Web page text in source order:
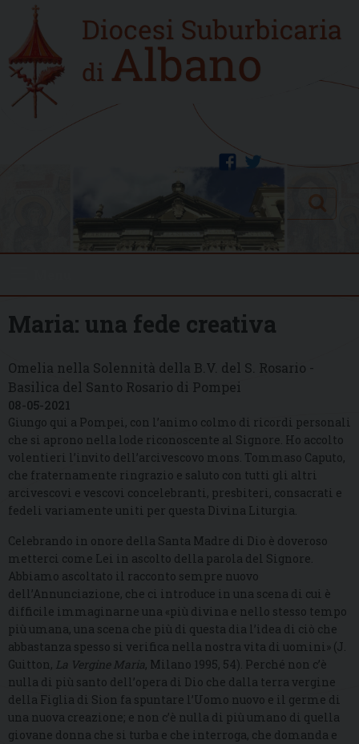
content
Home
new
twitter
facebook
Search
Maria: una fede creativa
Omelia nella Solennità della B.V. del S. Rosario -
Basilica del Santo Rosario di Pompei
08-05-2021
Giungo qui a Pompei, con l’animo colmo di ricordi personali
che si aprono nella lode riconoscente al Signore. Ho accolto
volentieri l’invito dell’arcivescovo mons. Tommaso Caputo,
che fraternamente ringrazio e saluto con tutti gli altri
arcivescovi e vescovi concelebranti, presbiteri, consacrati e
fedeli variamente uniti per questa Divina Liturgia.
Celebrando in onore della Santa Madre di Dio è doveroso
metterci come Lei in ascolto della parola del Signore.
Abbiamo ascoltato il racconto sempre nuovo
dell’Annunciazione, che ci introduce in una scena di cui è
difficile immaginarne una «più divina e nello stesso tempo
più umana, una scena che più di questa dia l’idea di ciò che
abbastanza spesso si verifica nella nostra vita di uomini» (J.
Guitton, La Vergine Maria, Milano 1995, 54). Perché non c’è
nulla di più santo dell’opera di Dio che dalla terra vergine
della Figlia di Sion fa spuntare l’Uomo nuovo e il germe di
una nuova creazione; e non c’è nulla di più umano di quella
giovane donna che si turba e che interroga, che domanda e